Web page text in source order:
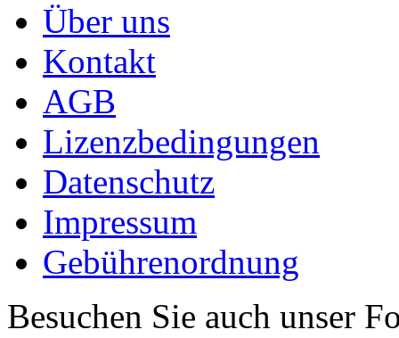
Über uns
Kontakt
AGB
Lizenzbedingungen
Datenschutz
Impressum
Gebührenordnung
Besuchen Sie auch unser